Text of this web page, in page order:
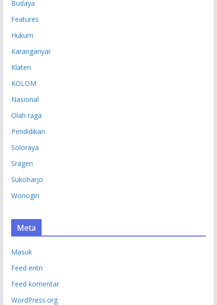
Budaya
Features
Hukum
Karanganyar
Klaten
KOLOM
Nasional
Olah raga
Pendidikan
Soloraya
Sragen
Sukoharjo
Wonogiri
Meta
Masuk
Feed entri
Feed komentar
WordPress.org